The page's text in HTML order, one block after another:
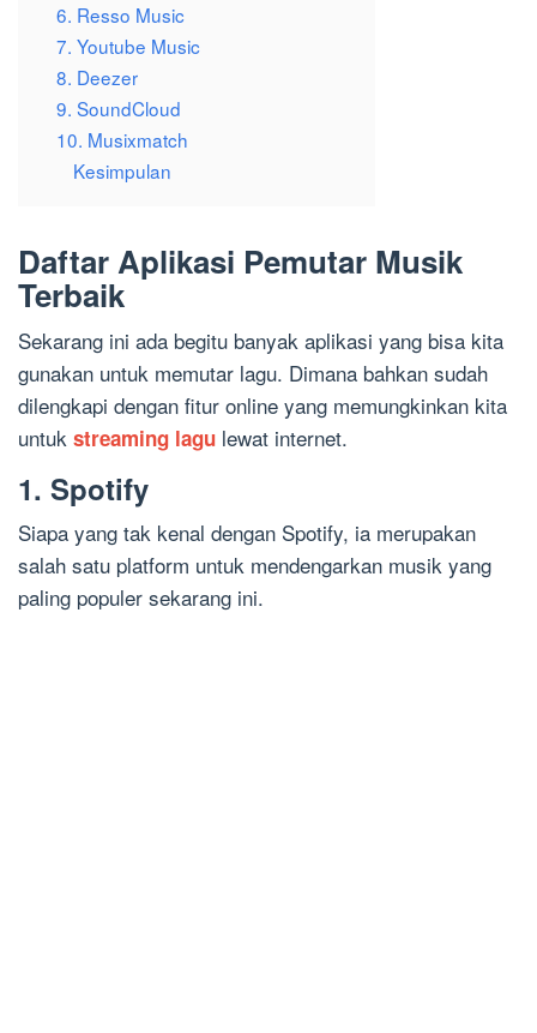
6. Resso Music
7. Youtube Music
8. Deezer
9. SoundCloud
10. Musixmatch
Kesimpulan
Daftar Aplikasi Pemutar Musik
Terbaik
Sekarang ini ada begitu banyak aplikasi yang bisa kita
gunakan untuk memutar lagu. Dimana bahkan sudah
dilengkapi dengan fitur online yang memungkinkan kita
untuk streaming lagu lewat internet.
1. Spotify
Siapa yang tak kenal dengan Spotify, ia merupakan
salah satu platform untuk mendengarkan musik yang
paling populer sekarang ini.